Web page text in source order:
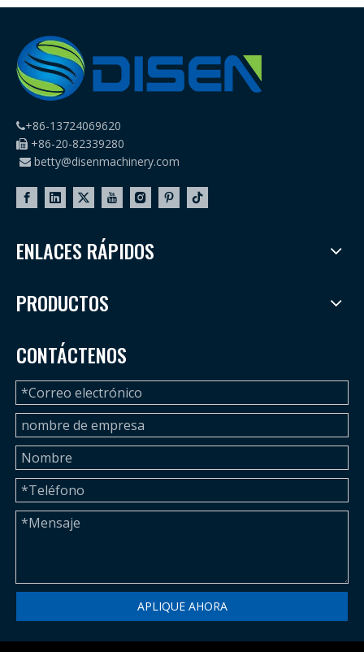
+86-13724069620
 +86-20-82339280
 betty@disenmachinery.com
ENLACES RÁPIDOS
PRODUCTOS
CONTÁCTENOS
APLIQUE AHORA